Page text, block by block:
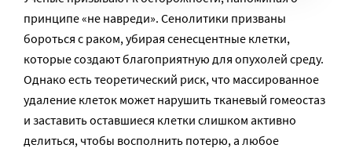
принципе «не навреди». Сенолитики призваны
бороться с раком, убирая сенесцентные клетки,
которые создают благоприятную для опухолей среду.
Однако есть теоретический риск, что массированное
удаление клеток может нарушить тканевый гомеостаз
и заставить оставшиеся клетки слишком активно
делиться, чтобы восполнить потерю, а любое